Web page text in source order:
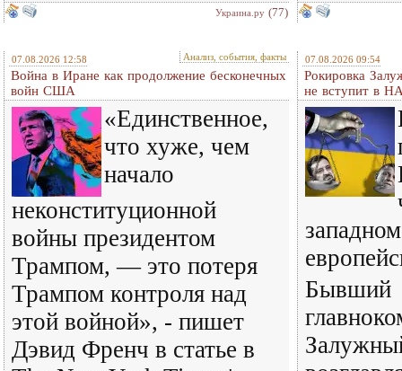
Украина.ру (77)
07.08.2026 12:58 Анализ, события, факты
Война в Иране как продолжение бесконечных
войн США
«Единственное,
что хуже, чем
начало
неконституционной
войны президентом
Трампом, — это потеря
Трампом контроля над
этой войной», - пишет
Дэвид Френч в статье в
07.08.2026 09:54
Рокировка
не вступит в
Бывший